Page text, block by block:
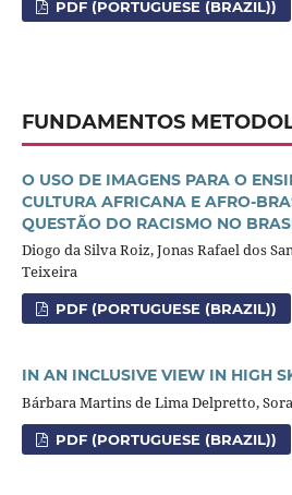
PDF (PORTUGUESE (BRAZIL))
FUNDAMENTOS
O USO DE IMAGENS PARA O
CULTURA AFRICANA E AFRO-
QUESTÃO DO RACISMO NO
Diogo da Silva Roiz, Jonas Rafael dos
Teixeira
PDF (PORTUGUESE (BRAZIL))
IN AN INCLUSIVE VIEW IN HIGH
Bárbara Martins de Lima Delpretto,
PDF (PORTUGUESE (BRAZIL))